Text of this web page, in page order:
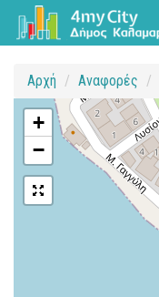
Αρχή Αναφορές
+
−